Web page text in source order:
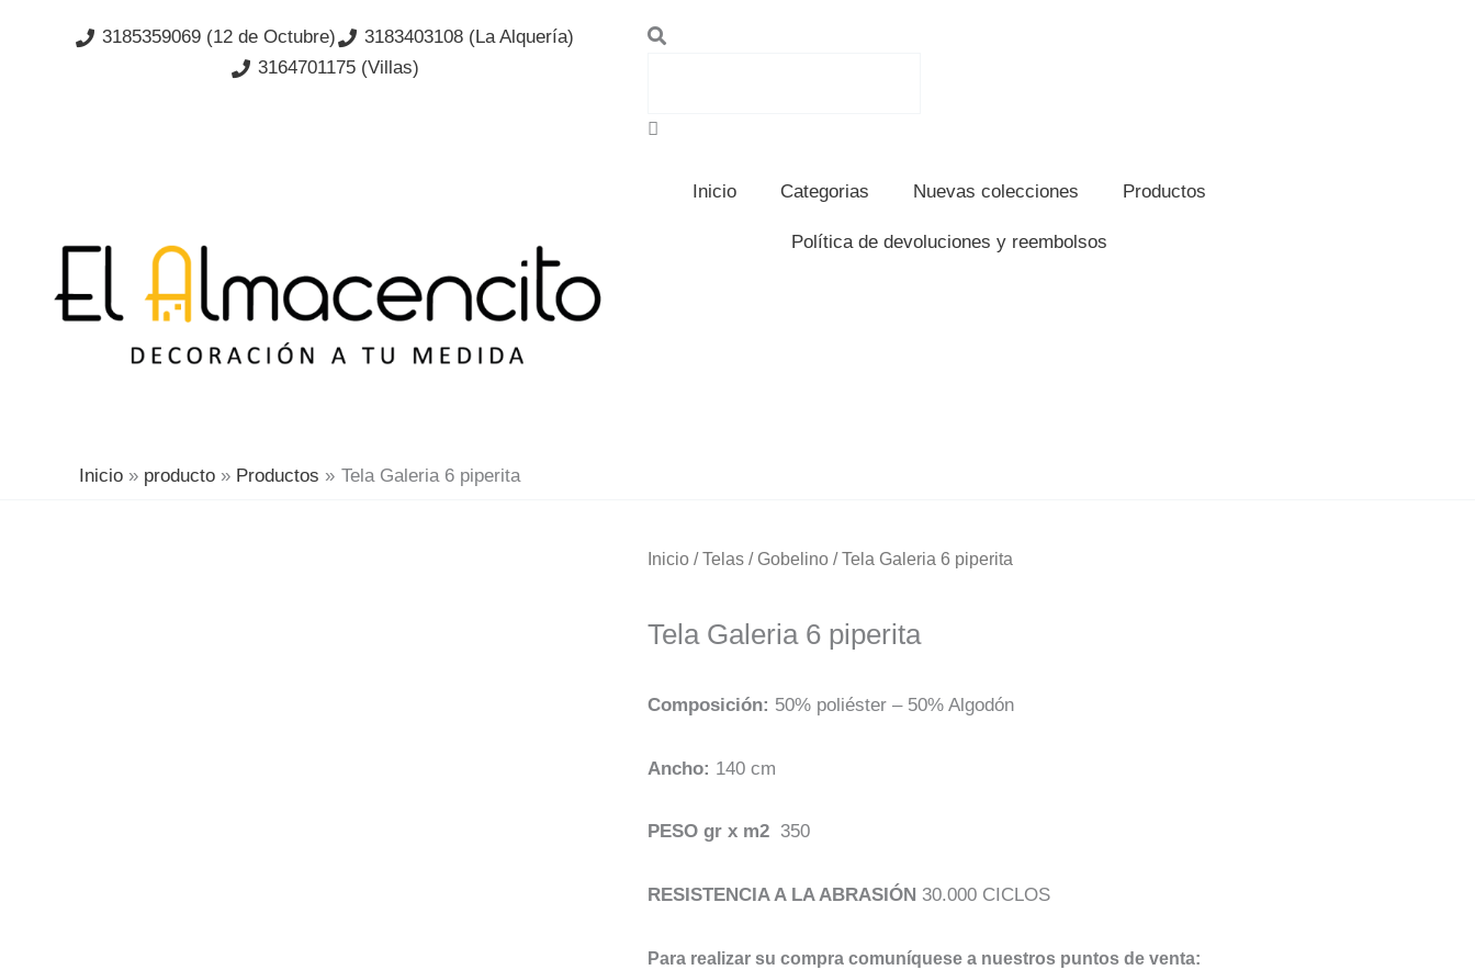
3185359069 (12 de Octubre)
3183403108 (La Alquería)
3164701175 (Villas)
Search
Inicio Categorias Nuevas colecciones Productos
Política de devoluciones y reembolsos
Inicio producto Productos Tela Galeria 6 piperita
Inicio /Telas / Gobelino / Tela Galeria 6 piperita
Tela Galeria 6 piperita
Composición: 50% poliéster – 50% Algodón
Ancho: 140 cm
PESO gr x m2 350
RESISTENCIA A LA ABRASIÓN 30.000 CICLOS
Para realizar su compra comuníquese a nuestros puntos de venta: